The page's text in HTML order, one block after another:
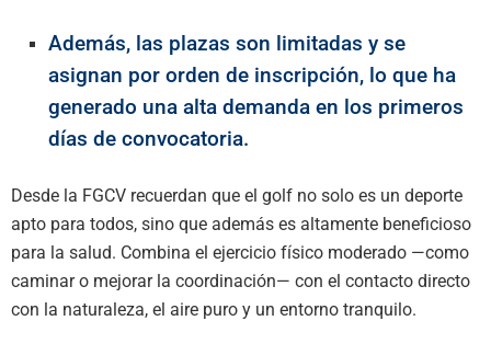
Además, las plazas son limitadas y se
asignan por orden de inscripción, lo que ha
generado una alta demanda en los primeros
días de convocatoria.
Desde la FGCV recuerdan que el golf no solo es un deporte
apto para todos, sino que además es altamente beneficioso
para la salud. Combina el ejercicio físico moderado —como
caminar o mejorar la coordinación— con el contacto directo
con la naturaleza, el aire puro y un entorno tranquilo.